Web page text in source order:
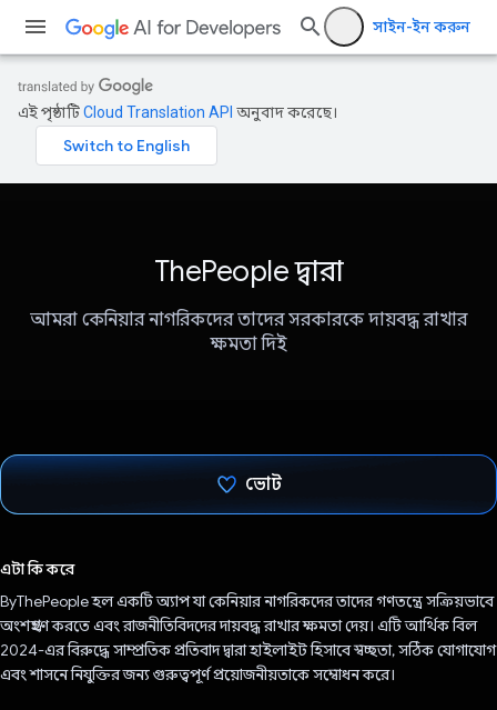
সাইন-ইন করুন
এই পৃষ্ঠাটিCloud Translation API অনুবাদ করেছে।
ThePeople দ্বারা
আমরা কেনিয়ার নাগরিকদের তাদের সরকারকে দায়বদ্ধ রাখার
ক্ষমতা দিই
ভোট
এটা কি করে
ByThePeople হল একটি অ্যাপ যা কেনিয়ার নাগরিকদের তাদের গণতন্ত্রে সক্রিয়ভাবে
অংশগ্রহণ করতে এবং রাজনীতিবিদদের দায়বদ্ধ রাখার ক্ষমতা দেয়। এটি আর্থিক বিল
2024-এর বিরুদ্ধে সাম্প্রতিক প্রতিবাদ দ্বারা হাইলাইট হিসাবে স্বচ্ছতা, সঠিক যোগাযোগ
এবং শাসনে নিযুক্তির জন্য গুরুত্বপূর্ণ প্রয়োজনীয়তাকে সম্বোধন করে।